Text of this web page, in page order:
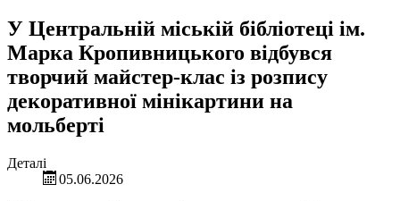
У Центральній міській бібліотеці ім.
Марка Кропивницького відбувся
творчий майстер-клас із розпису
декоративної мінікартини на
мольберті
Деталі
05.06.2026